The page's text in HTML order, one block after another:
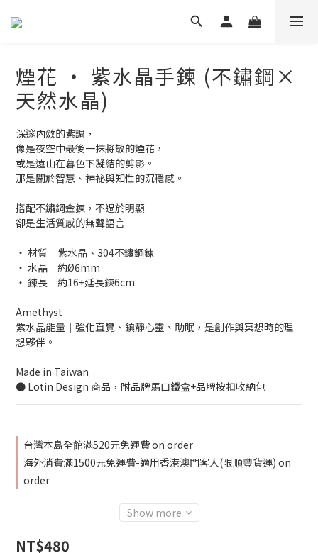
煙花 ‧ 紫水晶手鍊 (不鏽鋼×
天然水晶)
深邃內斂的紫調，
像是夜空中最後一抹將散的煙花，
或是遠山在暮色下凝結的剪影。
那是關於智慧、神祕與知性的沉穩感。
搭配不鏽鋼金鍊，不過於明顯
卻是生活質感的無聲語言
‧ 材質│紫水晶、304不鏽鋼鍊
‧ 水晶│約Ø6mm
‧ 鍊長│約16+延長鍊6cm
Amethyst
紫水晶能量│強化直覺、鎮靜心靈、助眠，是創作與冥想時的理
想夥伴。
Made in Taiwan
● Lotin Design 商品，附品牌馬口鐵盒+品牌按扣收納包
台灣本島全館滿520元免運費 on order
海外消費滿1500元免運費-適用香港澳門客人(限順豐貨運) on
order
Show more
NT$480